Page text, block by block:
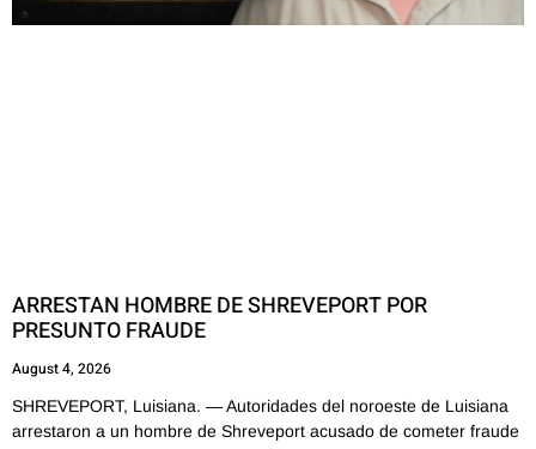
ARRESTAN HOMBRE DE SHREVEPORT POR
PRESUNTO FRAUDE
August 4, 2026
SHREVEPORT, Luisiana. — Autoridades del noroeste de Luisiana
arrestaron a un hombre de Shreveport acusado de cometer fraude